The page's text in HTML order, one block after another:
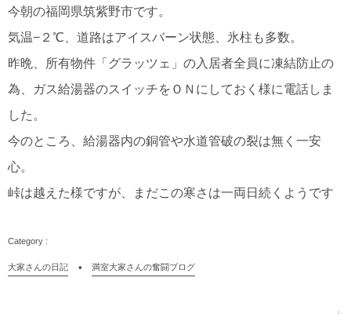
今朝の福岡県筑紫野市です。
気温−２℃、道路はアイスバーン状態、氷柱も多数。
昨晩、所有物件「グラッツェ」の入居者全員に凍結防止の
為、ガス給湯器のスイッチをＯＮにしておく様に電話しま
した。
今のところ、給湯器内の銅管や水道管破の裂は無く一安
心。
峠は越えた様ですが、まだこの寒さは一両日続くようです
大家さんの日記 満室大家さんの奮闘ブログ